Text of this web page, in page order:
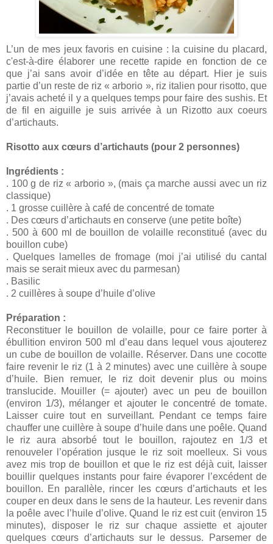
L’un de mes jeux favoris en cuisine : la cuisine du placard,
c'est-à-dire élaborer une recette rapide en fonction de ce
que j’ai sans avoir d’idée en tête au départ. Hier je suis
partie d’un reste de riz « arborio », riz italien pour risotto, que
j’avais acheté il y a quelques temps pour faire des sushis. Et
de fil en aiguille je suis arrivée à un Rizotto aux coeurs
d’artichauts.
Risotto aux cœurs d’artichauts (pour 2 personnes)
Ingrédients :
. 100 g de riz « arborio », (mais ça marche aussi avec un riz
classique)
. 1 grosse cuillère à café de concentré de tomate
. Des cœurs d’artichauts en conserve (une petite boîte)
. 500 à 600 ml de bouillon de volaille reconstitué (avec du
bouillon cube)
. Quelques lamelles de fromage (moi j’ai utilisé du cantal
mais se serait mieux avec du parmesan)
. Basilic
. 2 cuillères à soupe d’huile d’olive
Préparation :
Reconstituer le bouillon de volaille, pour ce faire porter à
ébullition environ 500 ml d’eau dans lequel vous ajouterez
un cube de bouillon de volaille. Réserver. Dans une cocotte
faire revenir le riz (1 à 2 minutes) avec une cuillère à soupe
d’huile. Bien remuer, le riz doit devenir plus ou moins
translucide. Mouiller (= ajouter) avec un peu de bouillon
(environ 1/3), mélanger et ajouter le concentré de tomate.
Laisser cuire tout en surveillant. Pendant ce temps faire
chauffer une cuillère à soupe d’huile dans une poêle. Quand
le riz aura absorbé tout le bouillon, rajoutez en 1/3 et
renouveler l’opération jusque le riz soit moelleux. Si vous
avez mis trop de bouillon et que le riz est déjà cuit, laisser
bouillir quelques instants pour faire évaporer l’excédent de
bouillon. En parallèle, rincer les cœurs d’artichauts et les
couper en deux dans le sens de la hauteur. Les revenir dans
la poêle avec l’huile d’olive. Quand le riz est cuit (environ 15
minutes), disposer le riz sur chaque assiette et ajouter
quelques cœurs d’artichauts sur le dessus. Parsemer de